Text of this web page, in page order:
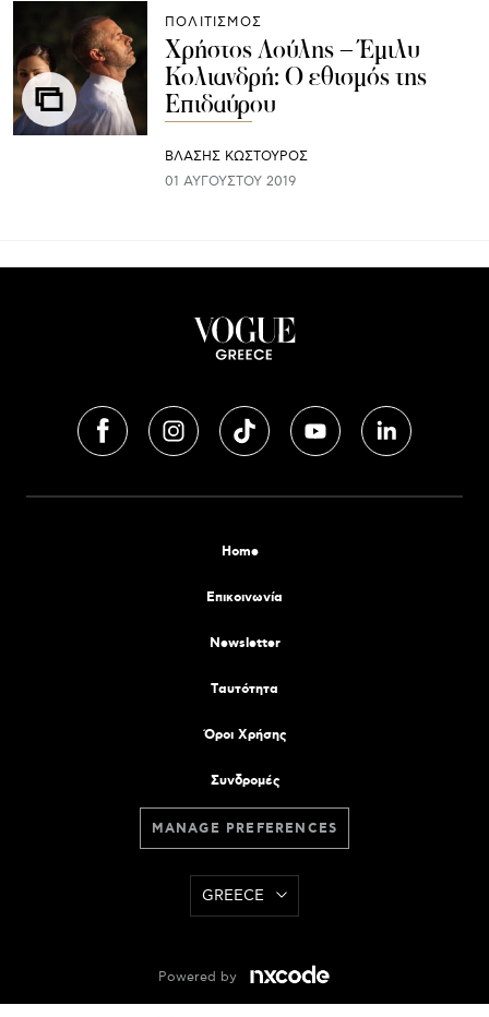
ΠΟΛΙΤΙΣΜΟΣ
Χρήστος Λούλης – Έμιλυ
Κολιανδρή: Ο εθισμός της
Επιδαύρου
ΒΛΑΣΗΣ ΚΩΣΤΟΥΡΟΣ
01 ΑΥΓΟΎΣΤΟΥ 2019
Home
Επικοινωνία
Newsletter
Tαυτότητα
Όροι Χρήσης
Συνδρομές
MANAGE PREFERENCES
GREECE
Powered by